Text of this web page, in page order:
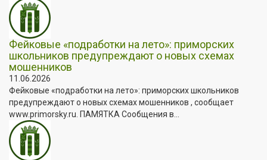
Фейковые «подработки на лето»: приморских
школьников предупреждают о новых схемах
мошенников
11.06.2026
Фейковые «подработки на лето»: приморских школьников
предупреждают о новых схемах мошенников , сообщает
www.primorsky.ru. ПАМЯТКА Сообщения в...